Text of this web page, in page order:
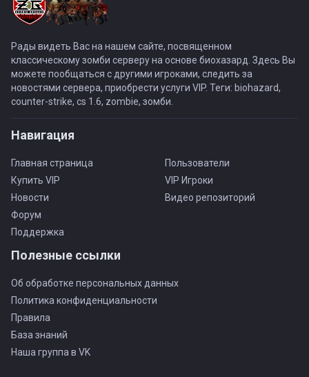
Рады видеть Вас на нашем сайте, посвященном
классическому зомби серверу на основе биохазард. Здесь Вы
можете пообщаться с другими игроками, следить за
новостями сервера, приобрести услуги VIP. Теги: biohazard,
counter-strike, cs 1.6, zombie, зомби.
Навигация
Главная страница
Купить VIP
Новости
Форум
Поддержка
Пользователи
VIP Игроки
Видео репозиторий
Полезные ссылки
Об обработке персональных данных
Политика конфиденциальности
Правила
База знаний
Наша группа в VK